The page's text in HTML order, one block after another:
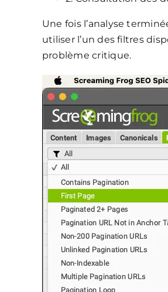
Une fois l’analyse
utiliser l’un des filtres
problème critique.